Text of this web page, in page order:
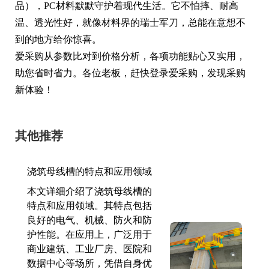
品），PC材料默默守护着现代生活。它不怕摔、耐高
温、透光性好，就像材料界的瑞士军刀，总能在意想不
到的地方给你惊喜。
爱采购从参数比对到价格分析，各项功能贴心又实用，
助您省时省力。各位老板，赶快登录爱采购，发现采购
新体验！
其他推荐
浇筑母线槽的特点和应用领域
本文详细介绍了浇筑母线槽的
特点和应用领域。其特点包括
良好的电气、机械、防火和防
护性能。在应用上，广泛用于
商业建筑、工业厂房、医院和
数据中心等场所，凭借自身优